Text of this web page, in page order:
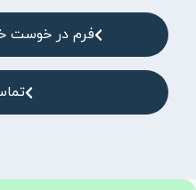
فرم در خوست